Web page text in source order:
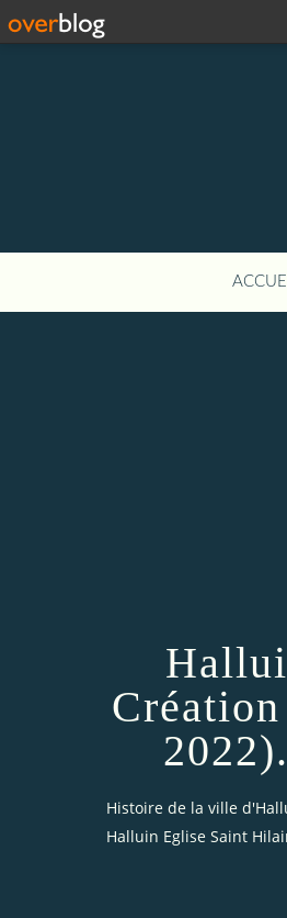
Histoire de la ville
Halluin Eglise Saint